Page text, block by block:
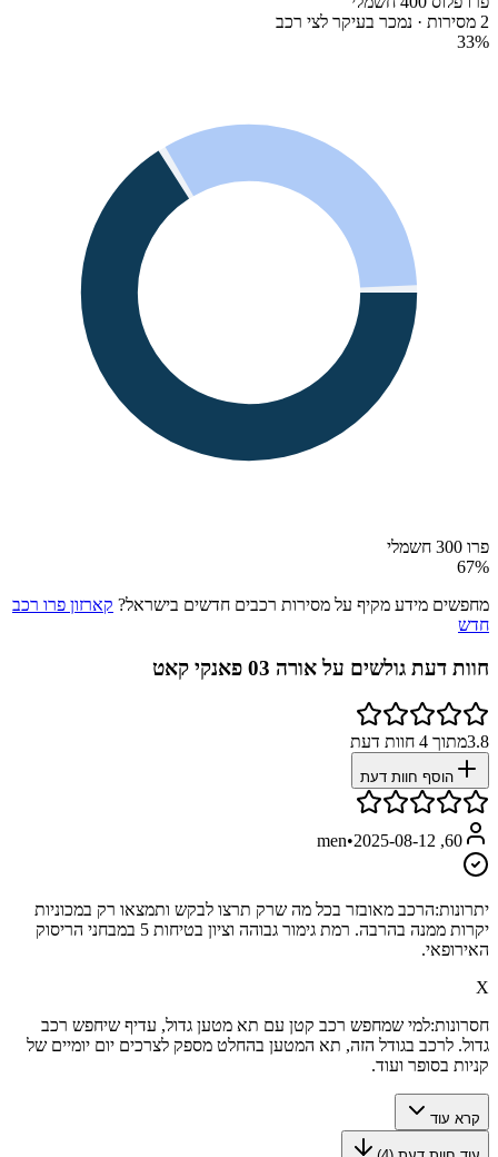
2 מסירות · נמכר בעיקר לצי רכב
33%
פרו 300 חשמלי
67%
מחפשים מידע מקיף על מסירות רכבים חדשים בישראל? קארזון פרו רכב
חדש
חוות דעת גולשים עלאורה 03 פאנקי קאט
3.8מתוך 4 חוות דעת
הוסף חוות דעת
60, men
•2025-08-12
יתרונות:הרכב מאובזר בכל מה שרק תרצו לבקש ותמצאו רק במכוניות
יקרות ממנה בהרבה. רמת גימור גבוהה וציון בטיחות 5 במבחני הריסוק
האירופאי.
X
חסרונות:למי שמחפש רכב קטן עם תא מטען גדול, עדיף שיחפש רכב
גדול. לרכב בגודל הזה, תא המטען בהחלט מספק לצרכים יום יומיים של
קניות בסופר ועוד.
קרא עוד